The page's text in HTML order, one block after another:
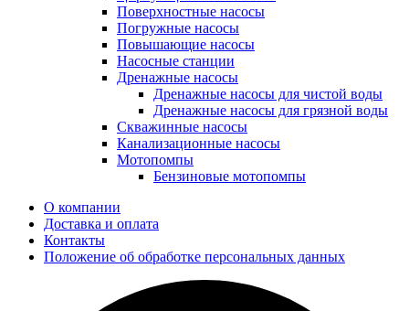
Поверхностные насосы
Погружные насосы
Повышающие насосы
Насосные станции
Дренажные насосы
Дренажные насосы для чистой воды
Дренажные насосы для грязной воды
Скважинные насосы
Канализационные насосы
Мотопомпы
Бензиновые мотопомпы
О компании
Доставка и оплата
Контакты
Положение об обработке персональных данных